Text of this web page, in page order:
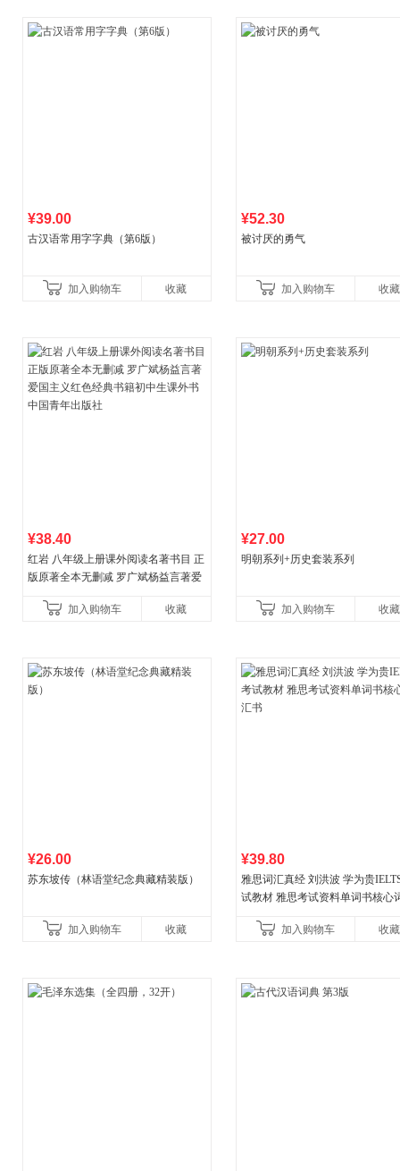
¥39.00
古汉语常用字字典（第6版）
加入购物车 收藏
¥52.30
被讨厌的勇气
加入购物车 收藏
¥38.40
红岩 八年级上册课外阅读名著书目 正
版原著全本无删减 罗广斌杨益言著爱
国青年出版社加入购物车 收藏
¥27.00
明朝系列+历史套装系列
加入购物车 收藏
¥26.00
苏东坡传（林语堂纪念典藏精装版）
加入购物车 收藏
¥39.80
雅思词汇真经 刘洪波 学为贵
试教材 雅思考试资料单词书核心
加入购物车
收藏